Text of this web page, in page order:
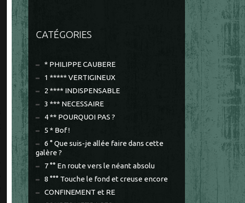
CATÉGORIES
* PHILIPPE CAUBERE
1 ***** VERTIGINEUX
2 **** INDISPENSABLE
3 *** NECESSAIRE
4 ** POURQUOI PAS ?
5 * Bof !
6 ° Que suis-je allée faire dans cette
galère ?
7 °° En route vers le néant absolu
8 °°° Touche le fond et creuse encore
CONFINEMENT et RE